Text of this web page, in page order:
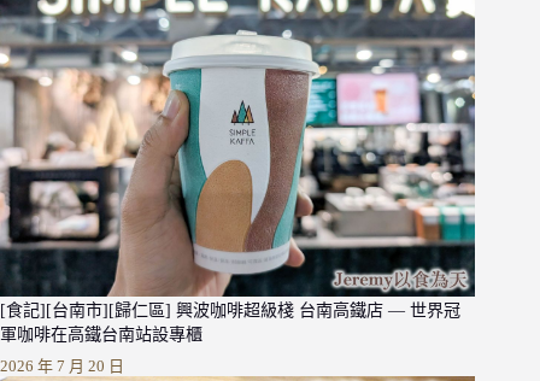
[食記][台南市][歸仁區] 興波咖啡超級棧 台南高鐵店 — 世界冠
軍咖啡在高鐵台南站設專櫃
2026 年 7 月 20 日